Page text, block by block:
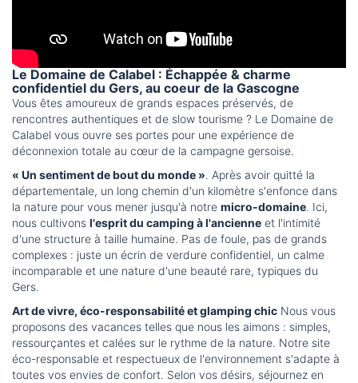
Le Domaine de Calabel : Échappée & charme
confidentiel du Gers, au coeur de la Gascogne
Vous êtes amoureux de grands espaces préservés, de
rencontres authentiques et de slow tourisme ? Le Domaine de
Calabel vous ouvre ses portes pour une expérience de
déconnexion totale au cœur de la campagne gersoise.
« Un sentiment de bout du monde ». Après avoir quitté la
départementale, un long chemin d'un kilomètre s'enfonce dans
la nature pour vous mener jusqu'à notre micro-domaine. Ici,
nous cultivons l'esprit du camping à l'ancienne et l'intimité
d'une structure à taille humaine. Pas de foule, pas de grands
complexes : juste un écrin de verdure confidentiel, un calme
incomparable et une nature d'une beauté rare, typiques du
Gers.
Art de vivre, éco-responsabilité et glamping chic Nous vous
proposons des vacances telles que nous les aimons : simples,
ressourçantes et calées sur le rythme de la nature. Notre site
éco-responsable et respectueux de l'environnement s'adapte à
toutes vos envies de confort. Selon vos désirs, séjournez en